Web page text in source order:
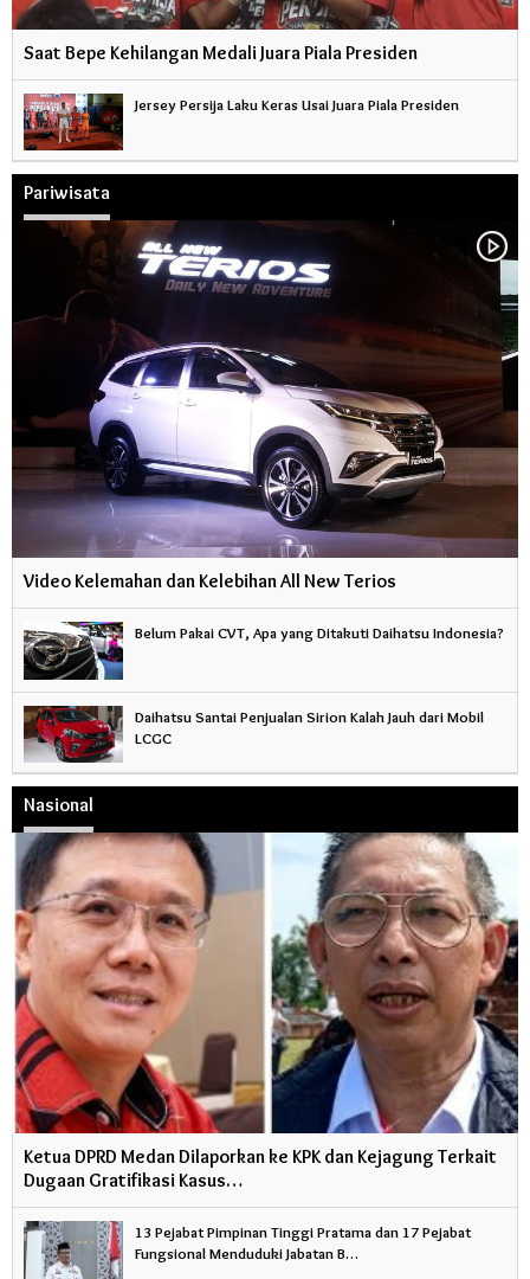
Saat Bepe Kehilangan Medali Juara Piala Presiden
Jersey Persija Laku Keras Usai Juara Piala Presiden
Pariwisata
Video Kelemahan dan Kelebihan All New Terios
Belum Pakai CVT, Apa yang Ditakuti Daihatsu Indonesia?
Daihatsu Santai Penjualan Sirion Kalah Jauh dari Mobil
LCGC
Nasional
Ketua DPRD Medan Dilaporkan ke KPK dan Kejagung Terkait
Dugaan Gratifikasi Kasus…
13 Pejabat Pimpinan Tinggi Pratama dan 17 Pejabat
Fungsional Menduduki Jabatan B…